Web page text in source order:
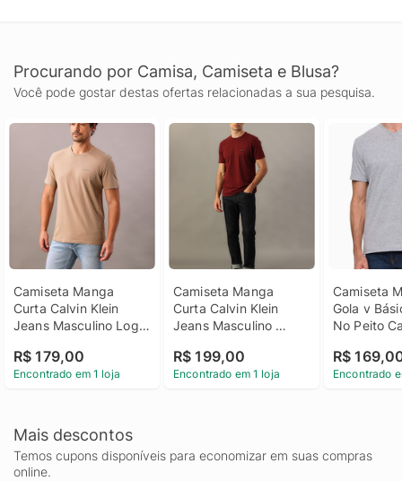
Procurando por Camisa, Camiseta e Blusa?
Você pode gostar destas ofertas relacionadas a sua pesquisa.
Camiseta Manga
Curta Calvin Klein
Jeans Masculino Logo
Medio Camiseta
Manga Curta Calvin
Caqui Medio Pp
R$ 179,00
Encontrado em 1 loja
Camiseta Manga
Curta Calvin Klein
Jeans Masculino
Camiseta Manga
Curta Calvin Klein
R$ 199,00
Encontrado em 1 loja
Camiseta
Gola v
No Peito
Camiseta
Gola v
R$
Encontrado
Mais descontos
Temos cupons disponíveis para economizar em suas compras
online.